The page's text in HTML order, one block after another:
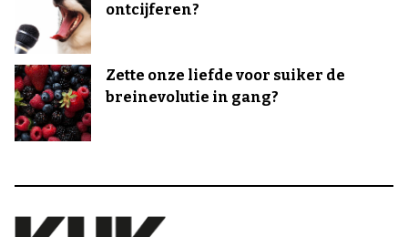
ontcijferen?
Zette onze liefde voor suiker de
breinevolutie in gang?